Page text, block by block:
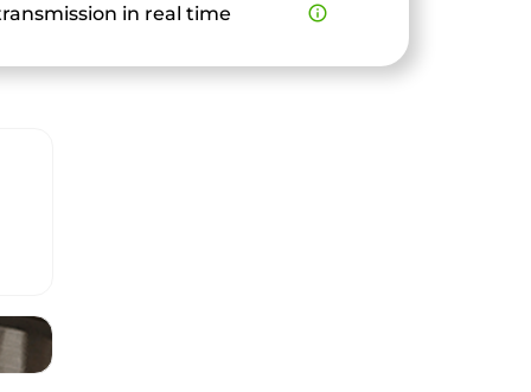
in real time info_outline